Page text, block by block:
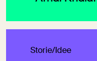
Storie/Idee